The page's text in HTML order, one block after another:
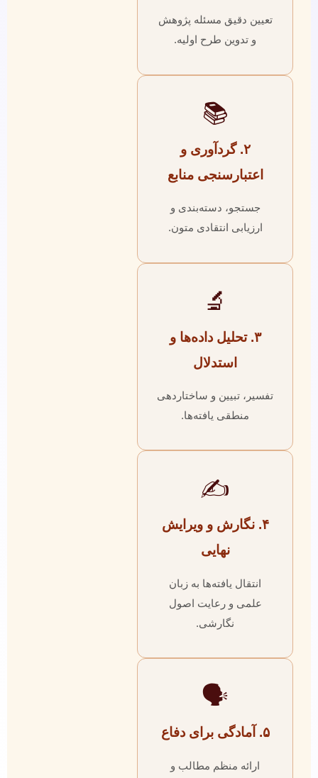
تعیین دقیق مسئله پژوهش
و تدوین طرح اولیه.
📚
۲. گردآوری و
اعتبارسنجی منابع
جستجو، دسته‌بندی و
ارزیابی انتقادی متون.
🔬
۳. تحلیل داده‌ها و
استدلال
تفسیر، تبیین و ساختاردهی
منطقی یافته‌ها.
✍️
۴. نگارش و ویرایش
نهایی
انتقال یافته‌ها به زبان
علمی و رعایت اصول
نگارشی.
🗣️
۵. آمادگی برای دفاع
ارائه منظم مطالب و